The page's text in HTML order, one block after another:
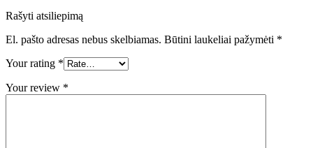
Rašyti atsiliepimą
El. pašto adresas nebus skelbiamas. Būtini laukeliai pažymėti *
Your rating *
Your review *